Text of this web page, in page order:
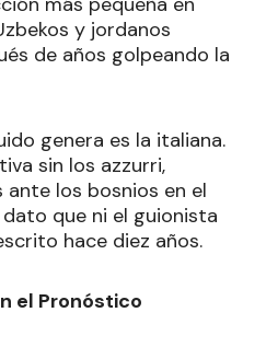
y jordanos
de años golpeando la
genera es la italiana.
sin los azzurri,
los bosnios en el
que ni el guionista
hace diez años.
el Pronóstico